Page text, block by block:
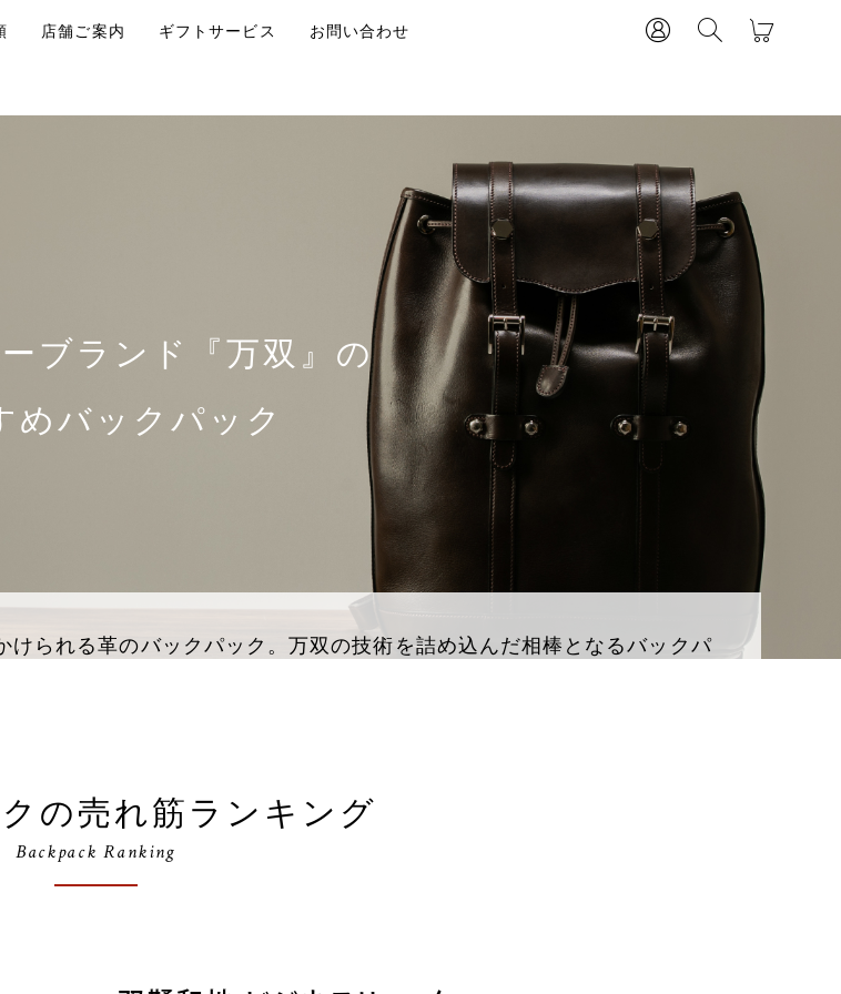
店舗ご案内 ギフトサービス お問い合わせ
ブランド『万双』の
めバックパック
られる革のバックパック。万双の技術を詰め込んだ相棒となるバックパ
の売れ筋ランキング
Backpack Ranking